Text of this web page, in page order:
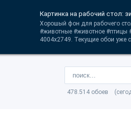
Картинка на рабочий стол:
Хорошый фон для рабочего
#животные #животное #птицы
4004x2749. Текущие обои уже
478.514 обоев